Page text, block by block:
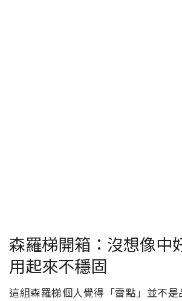
森羅梯開箱：沒想像中
用起來不穩固
這組森羅梯個人覺得「雷點」並不